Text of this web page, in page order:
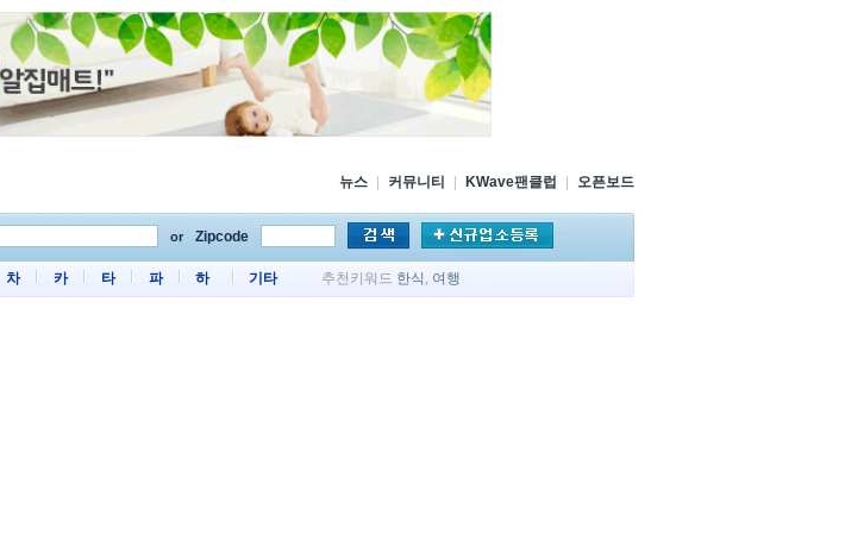
뉴스 커뮤니티 KWave팬클럽 오픈보드
or Zipcode
차 카 타 파 하 기타 추천키워드 한식 , 여행